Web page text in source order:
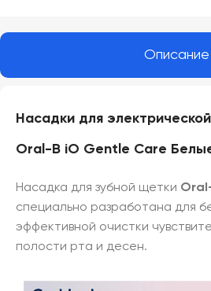
Описание
Насадки для
Oral-B iO Gentle Care
Насадка для зубной щетки
специально разработана для
эффективной очистки
полости рта и десен.